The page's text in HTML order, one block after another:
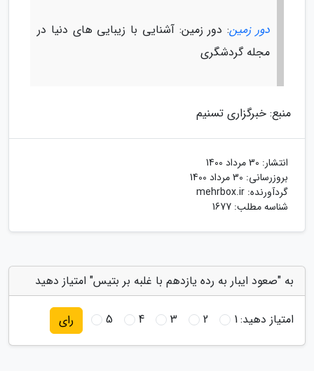
دور زمین: دور زمین: آشنایی با زیبایی های دنیا در
مجله گردشگری
منبع: خبرگزاری تسنیم
انتشار: 30 مرداد 1400
بروزرسانی: 30 مرداد 1400
گردآورنده: mehrbox.ir
شناسه مطلب: 1677
به "صعود ایبار به رده یازدهم با غلبه بر بتیس" امتیاز دهید
امتیاز دهید:1
2
3
4
5 رای